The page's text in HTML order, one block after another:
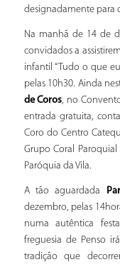
designadamente para
Na manhã de 14 de
convidados a
infantil “Tudo o que
pelas 10h30. Ainda
de Coros, no
entrada gratuita,
Coro do Centro
Grupo Coral
Paróquia da Vila.
A tão aguardada
dezembro, pelas
numa autêntica
freguesia de Penso
tradição que